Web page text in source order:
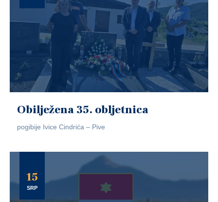
Obilježena 35. obljetnica
pogibije Ivice Cindrića – Pive
15
SRP